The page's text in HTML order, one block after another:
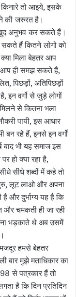
किनारे तो आइये, इसके
की जरुरत है।
अनुभव कर सकते हैं।
सकते हैं कितने लोगो को
क्या मिला बेहतर आप
ही समझ सकते हैं,
पिछड़ों, अतिपिछड़ों
इन वर्गो से जुड़े लोगों
से कितना भला
पायी, इस आधार
बन रहे हैं, इनसे इन वर्गों
बाद भी यह समाज इस
हो क्या रहा है,
सीधे शब्दों में कहे तो
लूट लाओ और अपना
है और दुर्भाग्य यह है कि
और चमकती ही जा रही
भड़काते थे अब उसमें
हमसे बेहतर
बार मुझे मताधिकार का
से पत्रकार हैं तो
है कि दिन प्रतिदिन